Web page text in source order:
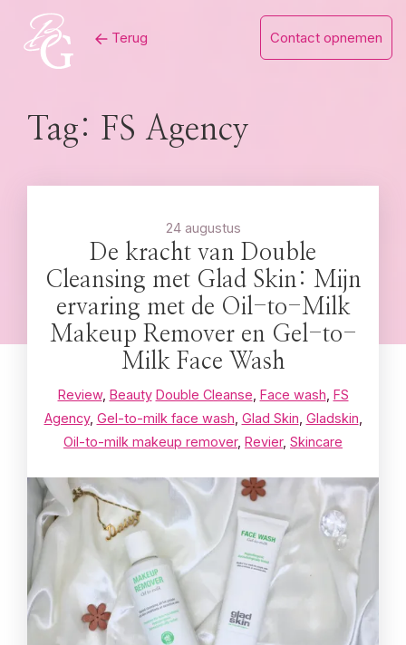
content
Terug Contact opnemen
Tag: FS Agency
24 augustus
De kracht van Double
Cleansing met Glad Skin: Mijn
ervaring met de Oil-to-Milk
Makeup Remover en Gel-to-
Milk Face Wash
Review, Beauty Double Cleanse Face wash FS
Agency, Gel-to-milk face wash Glad Skin Gladskin
Oil-to-milk makeup remover, Revier, Skincare